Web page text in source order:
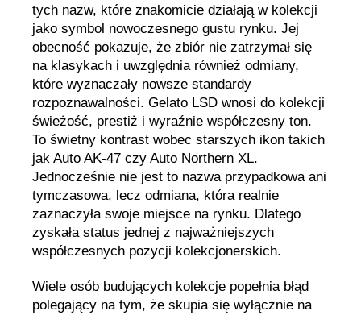
tych nazw, które znakomicie działają w kolekcji
jako symbol nowoczesnego gustu rynku. Jej
obecność pokazuje, że zbiór nie zatrzymał się
na klasykach i uwzględnia również odmiany,
które wyznaczały nowsze standardy
rozpoznawalności. Gelato LSD wnosi do kolekcji
świeżość, prestiż i wyraźnie współczesny ton.
To świetny kontrast wobec starszych ikon takich
jak Auto AK-47 czy Auto Northern XL.
Jednocześnie nie jest to nazwa przypadkowa ani
tymczasowa, lecz odmiana, która realnie
zaznaczyła swoje miejsce na rynku. Dlatego
zyskała status jednej z najważniejszych
współczesnych pozycji kolekcjonerskich.
Wiele osób budujących kolekcje popełnia błąd
polegający na tym, że skupia się wyłącznie na